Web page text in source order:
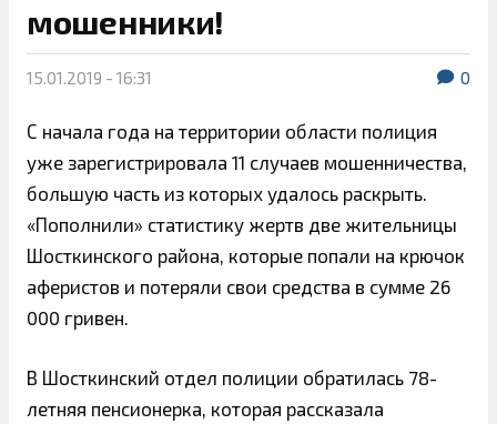
мошенники!
15.01.2019 - 16:31 0
С начала года на территории области полиция
уже зарегистрировала 11 случаев мошенничества,
большую часть из которых удалось раскрыть.
«Пополнили» статистику жертв две жительницы
Шосткинского района, которые попали на крючок
аферистов и потеряли свои средства в сумме 26
000 гривен.
В Шосткинский отдел полиции обратилась 78-
летняя пенсионерка, которая рассказала